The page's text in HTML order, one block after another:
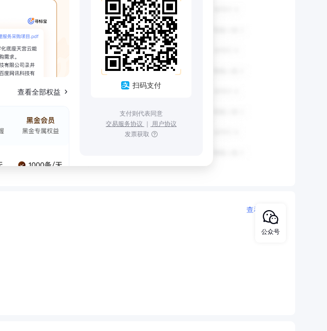
查看全部权益
扫码支付
支付则代表同意
交易服务协议 ｜ 用户协议
发票获取
查看更多
公众号